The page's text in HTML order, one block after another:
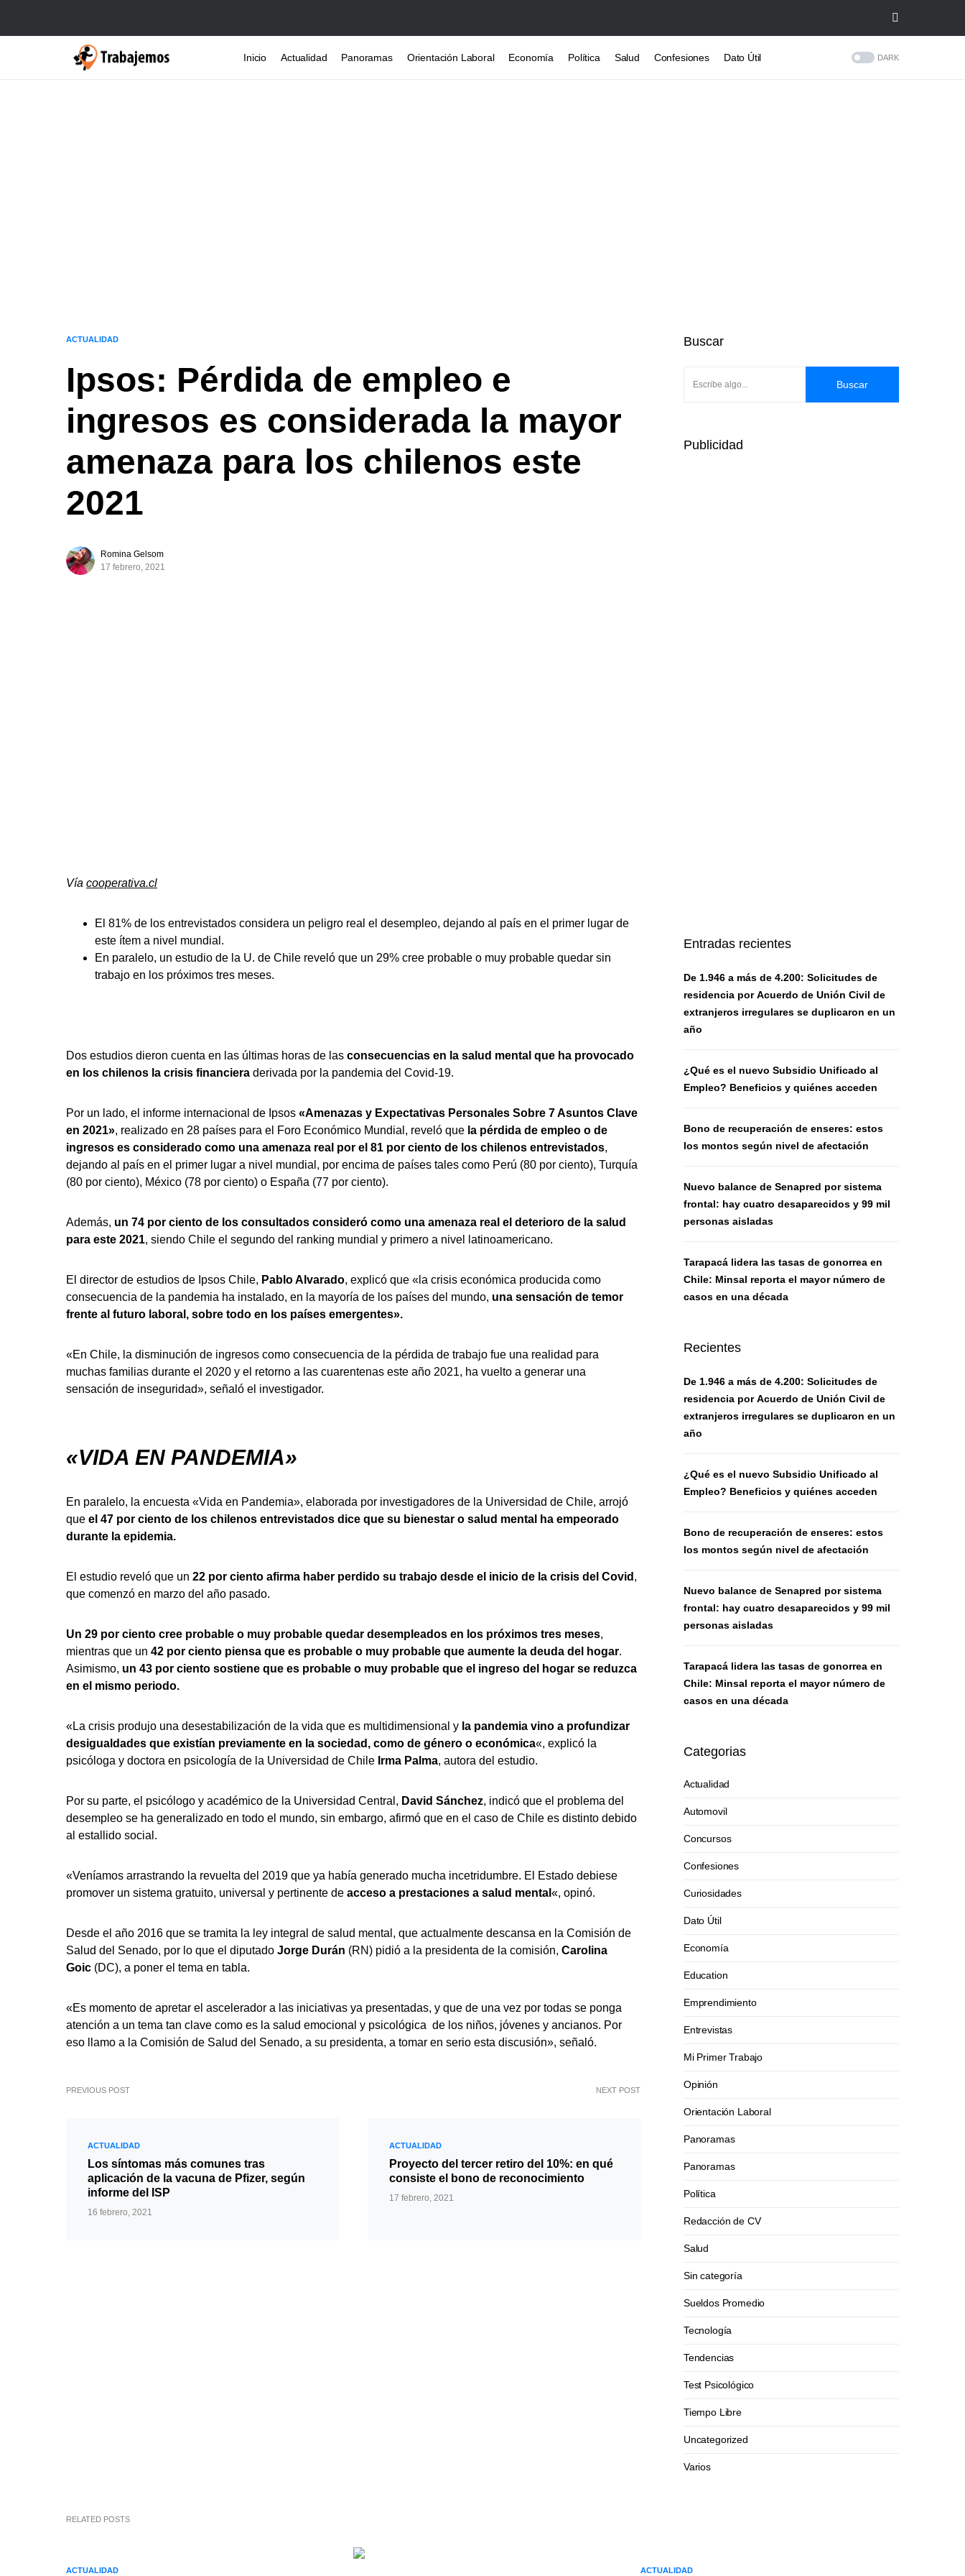
Inicio Actualidad Panoramas Orientación Laboral Economía Política Salud Confesiones Dato Útil DARK
ACTUALIDAD
Ipsos: Pérdida de empleo e
ingresos es considerada la mayor
amenaza para los chilenos este
2021
Romina Gelsom
17 febrero, 2021
Vía cooperativa.cl
El 81% de los entrevistados considera un peligro real el desempleo, dejando al país en el primer lugar de
este ítem a nivel mundial.
En paralelo, un estudio de la U. de Chile reveló que un 29% cree probable o muy probable quedar sin
trabajo en los próximos tres meses.
Dos estudios dieron cuenta en las últimas horas de las consecuencias en la salud mental que ha provocado
en los chilenos la crisis financiera derivada por la pandemia del Covid-19.
Por un lado, el informe internacional de Ipsos «Amenazas y Expectativas Personales Sobre 7 Asuntos Clave
en 2021», realizado en 28 países para el Foro Económico Mundial, reveló que la pérdida de empleo o de
ingresos es considerado como una amenaza real por el 81 por ciento de los chilenos entrevistados,
dejando al país en el primer lugar a nivel mundial, por encima de países tales como Perú (80 por ciento), Turquía
(80 por ciento), México (78 por ciento) o España (77 por ciento).
Además, un 74 por ciento de los consultados consideró como una amenaza real el deterioro de la salud
para este 2021, siendo Chile el segundo del ranking mundial y primero a nivel latinoamericano.
El director de estudios de Ipsos Chile, Pablo Alvarado, explicó que «la crisis económica producida como
consecuencia de la pandemia ha instalado, en la mayoría de los países del mundo, una sensación de temor
frente al futuro laboral, sobre todo en los países emergentes».
«En Chile, la disminución de ingresos como consecuencia de la pérdida de trabajo fue una realidad para
muchas familias durante el 2020 y el retorno a las cuarentenas este año 2021, ha vuelto a generar una
sensación de inseguridad», señaló el investigador.
«VIDA EN PANDEMIA»
En paralelo, la encuesta «Vida en Pandemia», elaborada por investigadores de la Universidad de Chile, arrojó
que el 47 por ciento de los chilenos entrevistados dice que su bienestar o salud mental ha empeorado
durante la epidemia.
El estudio reveló que un 22 por ciento afirma haber perdido su trabajo desde el inicio de la crisis del Covid ,
que comenzó en marzo del año pasado.
Un 29 por ciento cree probable o muy probable quedar desempleados en los próximos tres meses,
mientras que un 42 por ciento piensa que es probable o muy probable que aumente la deuda del hogar.
Asimismo, un 43 por ciento sostiene que es probable o muy probable que el ingreso del hogar se reduzca
en el mismo periodo.
«La crisis produjo una desestabilización de la vida que es multidimensional y la pandemia vino a profundizar
desigualdades que existían previamente en la sociedad, como de género o económica«, explicó la
psicóloga y doctora en psicología de la Universidad de Chile Irma Palma, autora del estudio.
Por su parte, el psicólogo y académico de la Universidad Central, David Sánchez, indicó que el problema del
desempleo se ha generalizado en todo el mundo, sin embargo, afirmó que en el caso de Chile es distinto debido
al estallido social.
«Veníamos arrastrando la revuelta del 2019 que ya había generado mucha incetridumbre. El Estado debiese
promover un sistema gratuito, universal y pertinente de acceso a prestaciones a salud mental «, opinó.
Desde el año 2016 que se tramita la ley integral de salud mental, que actualmente descansa en la Comisión de
Salud del Senado, por lo que el diputado Jorge Durán (RN) pidió a la presidenta de la comisión, Carolina
Goic (DC), a poner el tema en tabla.
«Es momento de apretar el ascelerador a las iniciativas ya presentadas, y que de una vez por todas se ponga
atención a un tema tan clave como es la salud emocional y psicológica de los niños, jóvenes y ancianos. Por
eso llamo a la Comisión de Salud del Senado, a su presidenta, a tomar en serio esta discusión», señaló.
PREVIOUS POST
ACTUALIDAD
Los síntomas más comunes tras
aplicación de la vacuna de Pfizer, según
informe del ISP
16 febrero, 2021
NEXT POST
ACTUALIDAD
Proyecto del tercer retiro del 10%: en qué
consiste el bono de reconocimiento
17 febrero, 2021
Buscar
Buscar
Publicidad
Entradas recientes
De 1.946 a más de 4.200: Solicitudes de
residencia por Acuerdo de Unión Civil de
extranjeros irregulares se duplicaron en un
año
¿Qué es el nuevo Subsidio Unificado al
Empleo? Beneficios y quiénes acceden
Bono de recuperación de enseres: estos
los montos según nivel de afectación
Nuevo balance de Senapred por sistema
frontal: hay cuatro desaparecidos y 99 mil
personas aisladas
Tarapacá lidera las tasas de gonorrea en
Chile: Minsal reporta el mayor número de
casos en una década
Recientes
De 1.946 a más de 4.200: Solicitudes de
residencia por Acuerdo de Unión Civil de
extranjeros irregulares se duplicaron en un
año
¿Qué es el nuevo Subsidio Unificado al
Empleo? Beneficios y quiénes acceden
Bono de recuperación de enseres: estos
los montos según nivel de afectación
Nuevo balance de Senapred por sistema
frontal: hay cuatro desaparecidos y 99 mil
personas aisladas
Tarapacá lidera las tasas de gonorrea en
Chile: Minsal reporta el mayor número de
casos en una década
Categorias
Actualidad
Automovil
Concursos
Confesiones
Curiosidades
Dato Útil
Economía
Education
Emprendimiento
Entrevistas
Mi Primer Trabajo
Opinión
Orientación Laboral
Panoramas
Panoramas
Política
Redacción de CV
Salud
Sin categoría
Sueldos Promedio
Tecnología
Tendencias
Test Psicológico
Tiempo Libre
Uncategorized
Varios
RELATED POSTS
ACTUALIDAD ACTUALIDAD